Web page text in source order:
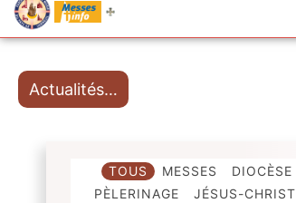
Messes
Actualités…
TOUS MESSES DIOCÈSE
PÈLERINAGE
JÉSUS-CHRIST